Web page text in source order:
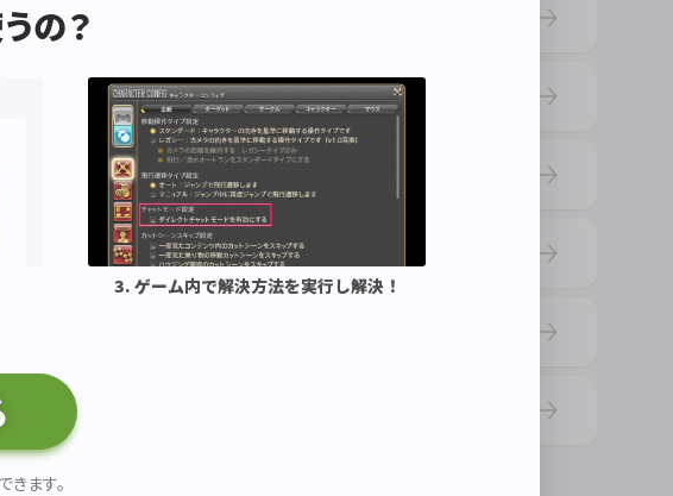
な表示を消したい
クラス・ジョブアイコンは表示できますか？
示できますか？
分けしたい
したい
の？
3. ゲーム内で解決方法を実行し解決！
ます。